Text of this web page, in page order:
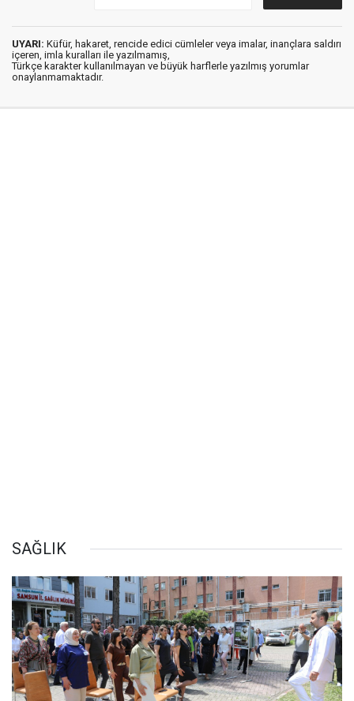
UYARI: Küfür, hakaret, rencide edici cümleler veya imalar, inançlara saldırı
içeren, imla kuralları ile yazılmamış,
Türkçe karakter kullanılmayan ve büyük harflerle yazılmış yorumlar
onaylanmamaktadır.
SAĞLIK